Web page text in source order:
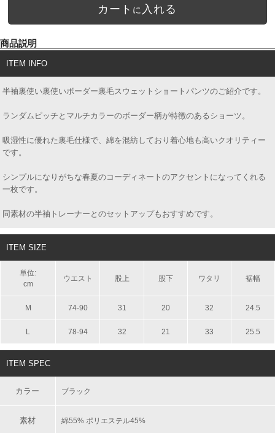
カート に 入れる
商品説明
ITEM INFO
半袖裏使い裏使いボーダー裏毛スウェットショートパンツのご紹介です。
ランダムピッチとマルチカラーのボーダー柄が特徴のあるショーツ。
吸湿性に優れた裏毛仕様で、綿を混紡しており着心地も高いクオリティー
です。
シンプルになりがちな春夏のコーディネートのアクセントになってくれる
一枚です。
同素材の半袖トレーナーとのセットアップもおすすめです。
ITEM SIZE
単位:
cm
ウエスト 股上 股下 ワタリ 裾幅
M 74-90 31 20 32 24.5
L 78-94 32 21 33 25.5
ITEM SPEC
カラー ブラック
素材 綿55% ポリエステル45%